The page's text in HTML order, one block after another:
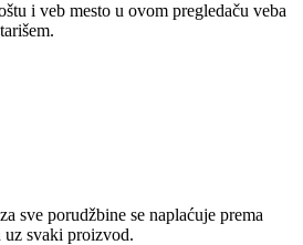
i veb mesto u ovom pregledaču veba
sve porudžbine se naplaćuje prema
svaki proizvod.